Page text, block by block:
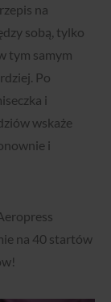
na
sobą, tylko
tym samym
Po
i
wskaże
i
na 40 startów